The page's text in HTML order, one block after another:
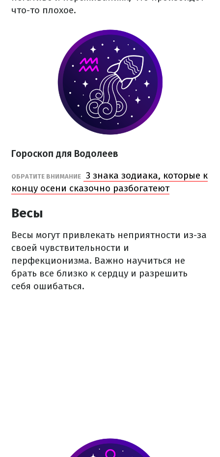
что-то плохое.
Гороскоп для Водолеев
ОБРАТИТЕ ВНИМАНИЕ
3 знака зодиака, которые к
концу осени сказочно разбогатеют
Весы
Весы могут привлекать неприятности из-за
своей чувствительности и
перфекционизма. Важно научиться не
брать все близко к сердцу и разрешить
себя ошибаться.